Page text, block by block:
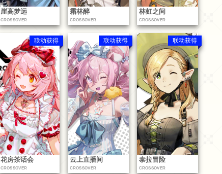
崖高梦远
CROSSOVER
霜林醉
CROSSOVER
林虹之间
CROSSOVER
联动获得
花房茶话会
CROSSOVER
联动获得
云上直播间
CROSSOVER
联动获得
泰拉冒险
CROSSOVER